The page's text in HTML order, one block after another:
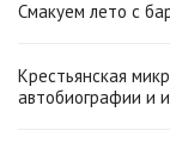
Смакуем лето с
Крестьянская
автобиографии и